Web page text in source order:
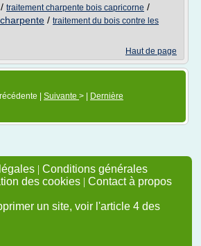
/ traitement charpente bois capricorne /
/ traitement du bois contre les
Haut de page
| Suivante > |
Dernière
| Conditions générales
des cookies | Contact à propos
un site, voir l'article 4 des